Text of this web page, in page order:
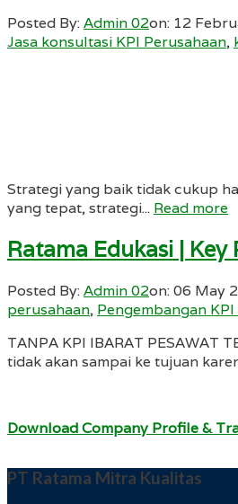
Posted By:Admin 02on: 12
Jasa konsultasi KPI Perusahaan,
Strategi yang baik tidak cukup
yang tepat, strategi... Read more
Ratama Edukasi |
Posted By:Admin 02on:06 May
perusahaan, Pengembangan
TANPA KPI IBARAT PESAWAT
tidak akan sampai ke tujuan
Download Company Profile &
PT Ratama Mitra Kualitas